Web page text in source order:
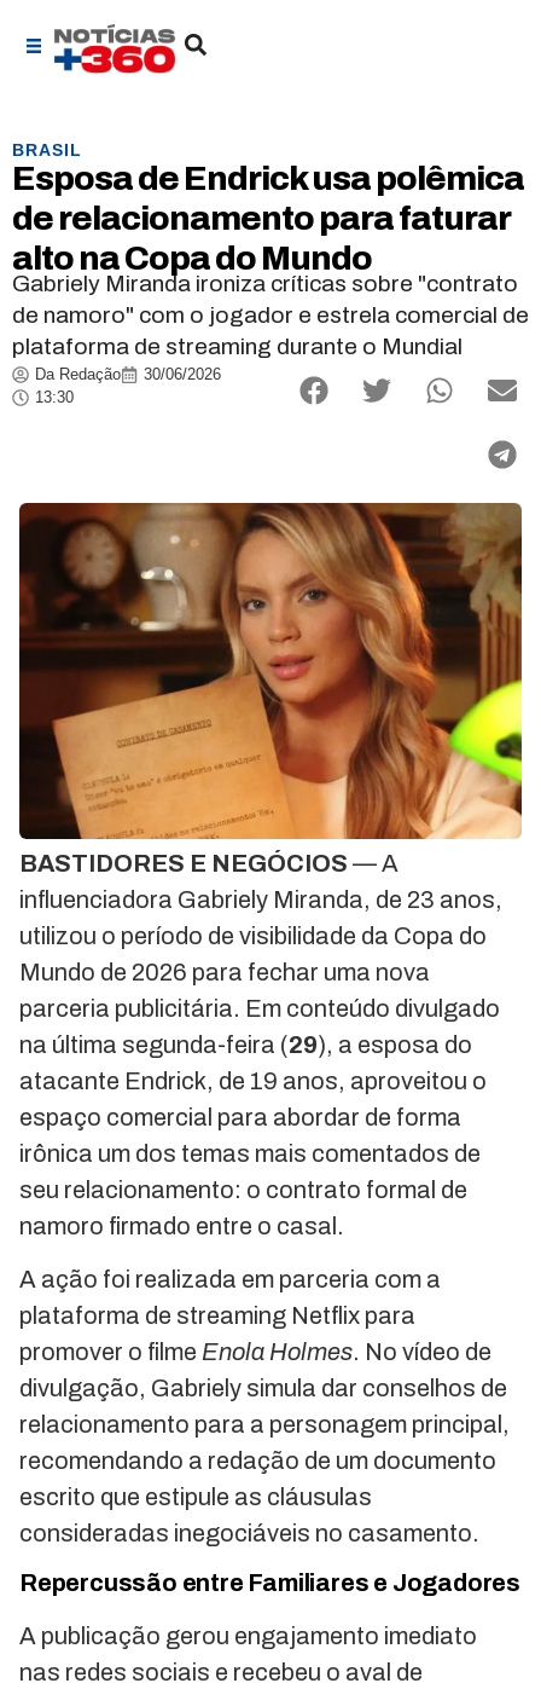
BRASIL
Esposa de Endrick usa polêmica
de relacionamento para faturar
alto na Copa do Mundo
Gabriely Miranda ironiza críticas sobre "contrato
de namoro" com o jogador e estrela comercial de
plataforma de streaming durante o Mundial
Da Redação
30/06/2026
13:30
BASTIDORES E NEGÓCIOS — A
influenciadora Gabriely Miranda, de 23 anos,
utilizou o período de visibilidade da Copa do
Mundo de 2026 para fechar uma nova
parceria publicitária. Em conteúdo divulgado
na última segunda-feira (29), a esposa do
atacante Endrick, de 19 anos, aproveitou o
espaço comercial para abordar de forma
irônica um dos temas mais comentados de
seu relacionamento: o contrato formal de
namoro firmado entre o casal.
A ação foi realizada em parceria com a
plataforma de streaming Netflix para
promover o filme Enola Holmes. No vídeo de
divulgação, Gabriely simula dar conselhos de
relacionamento para a personagem principal,
recomendando a redação de um documento
escrito que estipule as cláusulas
consideradas inegociáveis no casamento.
Repercussão entre Familiares e Jogadores
A publicação gerou engajamento imediato
nas redes sociais e recebeu o aval de